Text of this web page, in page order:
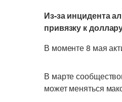
Из-за инцидента
привязку к
В моменте 8 мая
В марте
может меняться